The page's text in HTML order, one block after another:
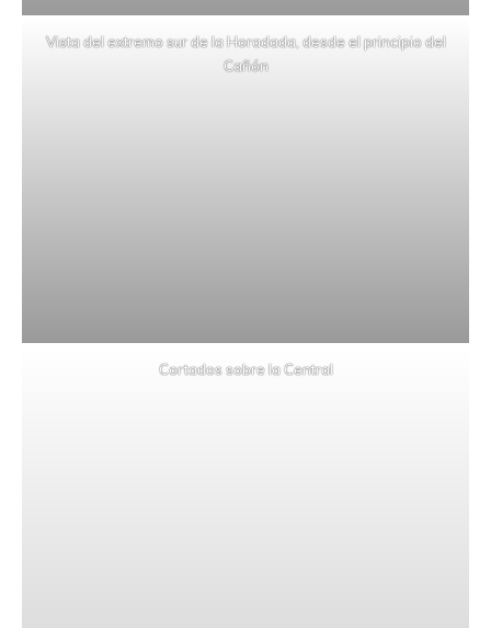
Vista del extremo sur de la Horadada, desde el principio del
Cañón
Cortados sobre la Central